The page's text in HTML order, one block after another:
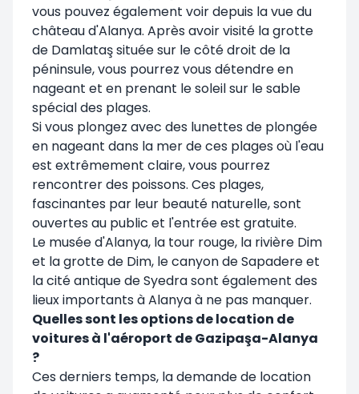
vous pouvez également voir depuis la vue du
château d'Alanya. Après avoir visité la grotte
de Damlataş située sur le côté droit de la
péninsule, vous pourrez vous détendre en
nageant et en prenant le soleil sur le sable
spécial des plages.
Si vous plongez avec des lunettes de plongée
en nageant dans la mer de ces plages où l'eau
est extrêmement claire, vous pourrez
rencontrer des poissons. Ces plages,
fascinantes par leur beauté naturelle, sont
ouvertes au public et l'entrée est gratuite.
Le musée d'Alanya, la tour rouge, la rivière Dim
et la grotte de Dim, le canyon de Sapadere et
la cité antique de Syedra sont également des
lieux importants à Alanya à ne pas manquer.
Quelles sont les options de location de
voitures à l'aéroport de Gazipaşa-Alanya
?
Ces derniers temps, la demande de location